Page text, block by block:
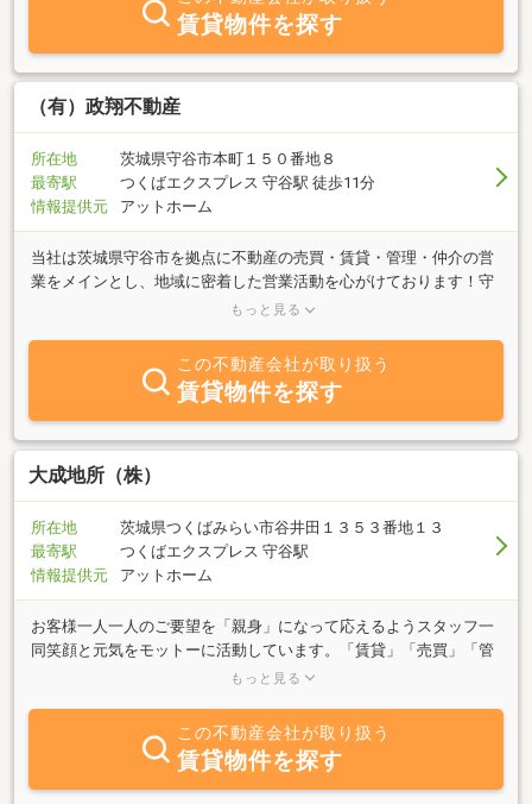
賃貸物件を探す
（有）政翔不動産
所在地
茨城県守谷市本町１５０番地８
最寄駅
つくばエクスプレス 守谷駅 徒歩11分
情報提供元
アットホーム
当社は茨城県守谷市を拠点に不動産の売買・賃貸・管理・仲介の営
業をメインとし、地域に密着した営業活動を心がけております！守
谷市はＴＸ開通以来目覚ましい発展と将来の展望も楽しみなエリア
親身に対応させていただきます！お気軽にお問合せ頂き、ご来店い
ただけますようお待ちしております！
もっと見る
この不動産会社が取り扱う
賃貸物件を探す
大成地所（株）
所在地
茨城県つくばみらい市谷井田１３５３番地１３
最寄駅
つくばエクスプレス 守谷駅
情報提供元
アットホーム
お客様一人一人のご要望を「親身」になって応えるようスタッフ一
同笑顔と元気をモットーに活動しています。「賃貸」「売買」「管
理」不動産に関するご相談、ご質問は何でもお問い合わせ下さい。
もっと見る
この不動産会社が取り扱う
賃貸物件を探す